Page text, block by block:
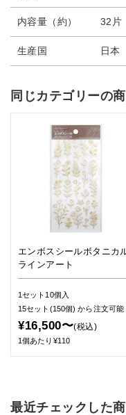
内容量（約） 32片
生産国 日本
同じカテゴリーの
エンボスシールボタニカ
ラインアート
1セット10個入
15セット(150個)から注文可能
¥16,500〜(税込)
1個あたり¥110
最近チェックした